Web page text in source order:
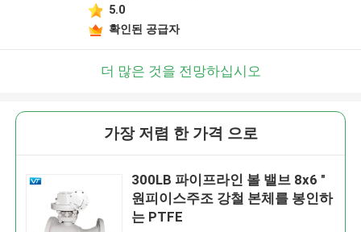
5.0
확인된 공급자
더 많은 것을 전망하십시오
가장 저렴 한 가격 으로
300LB 파이프라인 볼 밸브 8x6 "
원피이스주조 강철 본체를 봉인하
는 PTFE